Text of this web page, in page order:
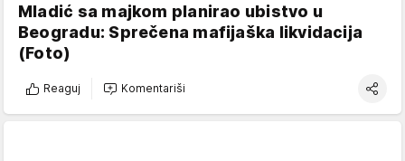
Mladić sa majkom planirao ubistvo u
Beogradu: Sprečena mafijaška likvidacija
(Foto)
Reaguj Komentariši